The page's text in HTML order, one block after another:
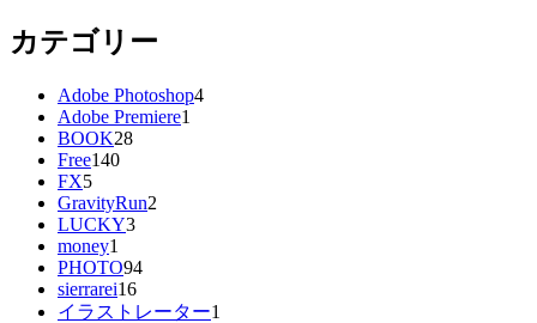
カテゴリー
Adobe Photoshop4
Adobe Premiere1
BOOK28
Free140
FX5
GravityRun2
LUCKY3
money1
PHOTO94
sierrarei16
イラストレーター1